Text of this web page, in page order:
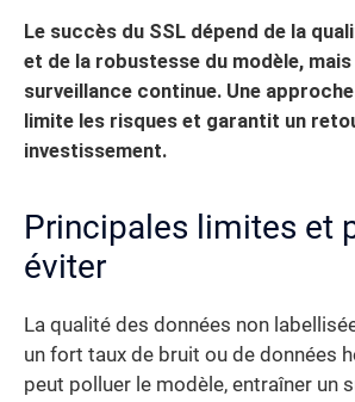
Le succès du SSL dépend de la
et de la robustesse du modèle, mais
surveillance continue. Une
limite les risques et garantit un
investissement.
Principales limites et
éviter
La qualité des données non
un fort taux de bruit ou de données
peut polluer le modèle, entraîner un